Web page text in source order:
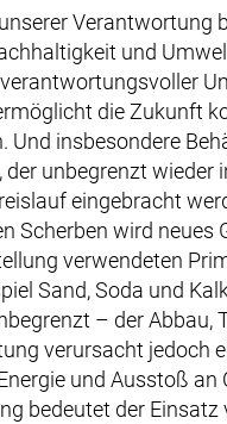
Verantwortung
und
die Zukunft
Und insbesondere
unbegrenzt wieder
eingebracht
Scherben wird neues
verwendeten
Sand, Soda und
– der Abbau,
verursacht jedoch
und Ausstoß an
bedeutet der Einsatz